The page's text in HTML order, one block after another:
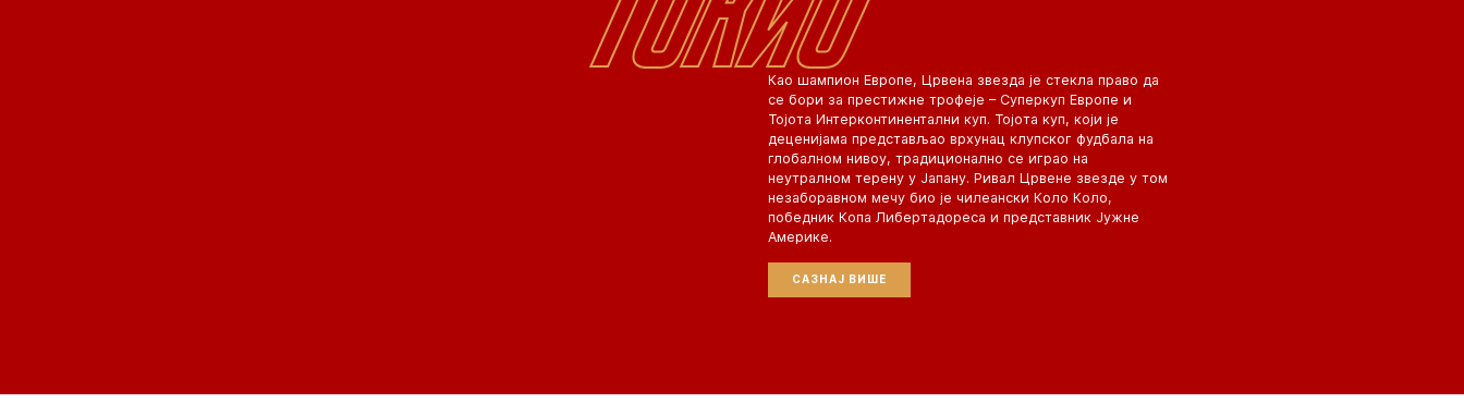
Као шампион Европе, Црвена звезда је стекла право да
се бори за престижне трофеје – Суперкуп Европе и
Тојота Интерконтинентални куп. Тојота куп, који је
деценијама представљао врхунац клупског фудбала на
глобалном нивоу, традиционално се играо на
неутралном терену у Јапану. Ривал Црвене звезде у том
незаборавном мечу био је чилеански Коло Коло,
победник Копа Либертадореса и представник Јужне
Америке.
САЗНАЈ ВИШЕ